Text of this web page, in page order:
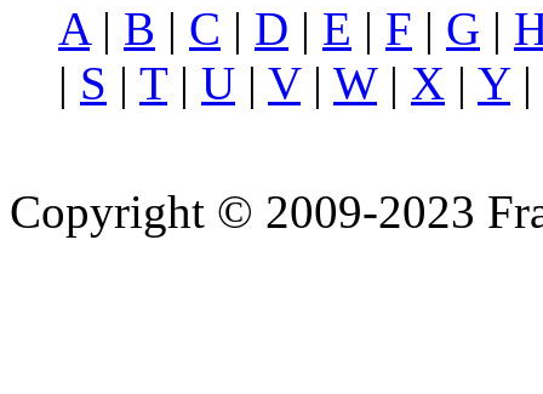
A | B | C | D | E | F | G |
| S | T| U | V| W| X | Y|
Copyright © 2009-2023